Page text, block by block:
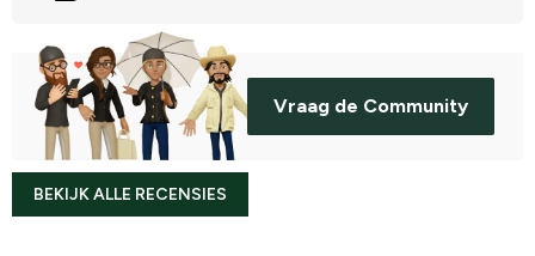
Vraag de Community
BEKIJK ALLE RECENSIES